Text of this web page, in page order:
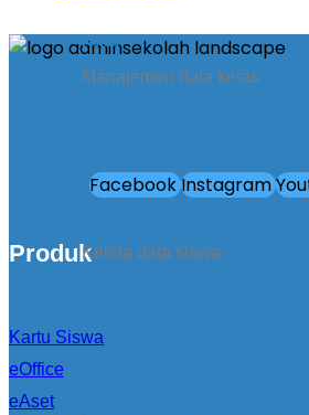
Kelas
Manajemen data kelas
Kelola data siswa
FacebookInstagram
Produk
Kartu Siswa
eOffice
eAset